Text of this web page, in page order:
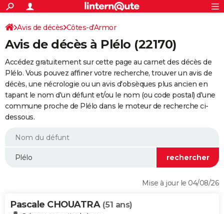
ACTUALITÉS
Politique
Société
Faits Divers
Education
Monde
Villes
+
SPORT
Coupe du monde 2026
Football
Tennis
Cyclisme
Rugby
Forum
Programme TV
TNT
Streaming
Cinéma
Sorties cinéma
Musique
+
FINANCE
Retraite
Epargne
Immobilier
Risques naturels par ville
Assurance
AUTO
Essais
Réserver un essai
Citadines
Berlines
SUV
Forum auto
+
HIGH-TECH
BRICOLAGE
WEEK-END
S'inscrire
Connexion
Avis de décès Côtes-d'Armor
Avis de décès à Plélo (22170)
Accédez gratuitement sur cette page au carnet des décès de
Plélo. Vous pouvez affiner votre recherche, trouver un avis de
décès, une nécrologie ou un avis d'obsèques plus ancien en
tapant le nom d'un défunt et/ou le nom (ou code postal) d'une
commune proche de Plélo dans le moteur de recherche ci-
dessous.
Mise à jour le 04/08/26
Pascale CHOUATRA (51 ans)